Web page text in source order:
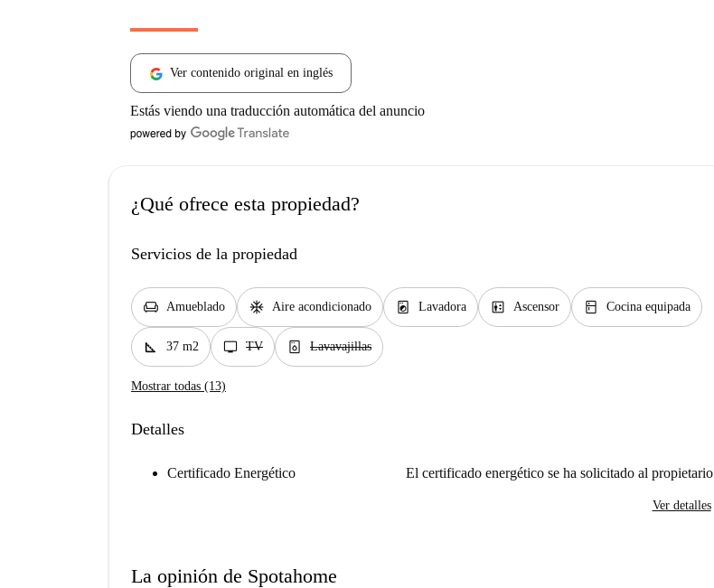
Ver contenido original en inglés
Estás viendo una traducción automática del anuncio
¿Qué ofrece esta propiedad?
Servicios de la propiedad
chair Amueblado ac_unit Aire acondicionado local_laundry_service Lavadora elevator Ascensor kitchen Cocina equipada
square_foot 37 m2 tv TV dishwasher_gen Lavavajillas
Mostrar todas (13)
Detalles
Certificado Energético El certificado energético se ha solicitado al propietario
Ver detalles
La opinión de Spotahome